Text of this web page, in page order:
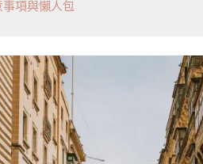
項與懶人包